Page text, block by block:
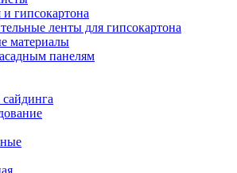
гипсокартона
ленты для гипсокартона
материалы
панелям